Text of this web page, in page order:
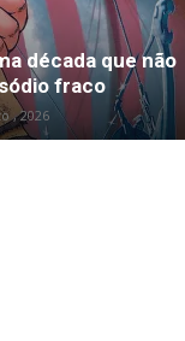
década que não
fraco
, 2026